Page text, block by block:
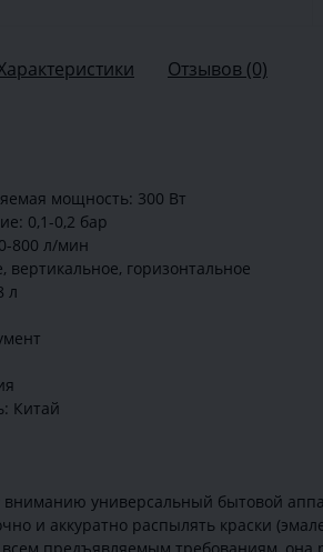
Отзывов (0)
мощность: 300 Вт
0,1-0,2 бар
800 л/мин
горизонтальное
л
Китай
универсальный бытовой
и аккуратно распылять краски